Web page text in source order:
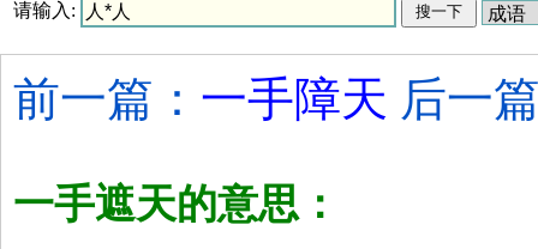
请输入:
前一篇： 一手障天 后一
一手遮天的意思：